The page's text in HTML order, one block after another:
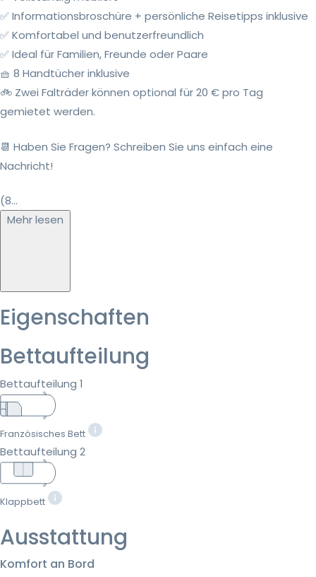
✅ Informationsbroschüre + persönliche Reisetipps inklusive
✅ Komfortabel und benutzerfreundlich
✅ Ideal für Familien, Freunde oder Paare
🧺 8 Handtücher inklusive
🚲 Zwei Falträder können optional für 20 € pro Tag
gemietet werden.
📆 Haben Sie Fragen? Schreiben Sie uns einfach eine
Nachricht!
(8...
Mehr lesen
Eigenschaften
Bettaufteilung
Bettaufteilung 1
Französisches Bett
Bettaufteilung 2
Klappbett
Ausstattung
Komfort an Bord